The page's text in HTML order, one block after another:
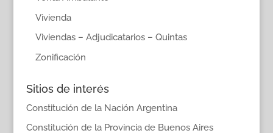
Vivienda
Viviendas – Adjudicatarios – Quintas
Zonificación
Sitios de interés
Constitución de la Nación Argentina
Constitución de la Provincia de Buenos Aires